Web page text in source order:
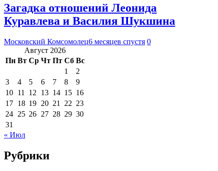
Загадка отношений Леонида
Куравлева и Василия Шукшина
Московский Комсомолец6 месяцев спустя 0
Август 2026
Пн Вт Ср Чт Пт Сб Вс
1
2
3
4 5 6 7 8
9
10 11 12 13 14 15 16
17 18 19 20 21 22 23
24 25 26 27 28 29 30
31
« Июл
Рубрики